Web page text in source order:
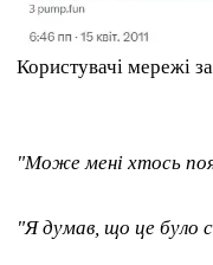
Користувачі мережі
"Може мені хтось
"Я думав, що це було